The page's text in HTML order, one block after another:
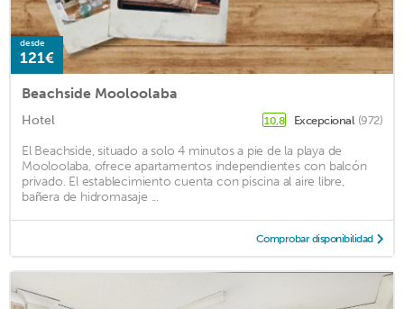
desde
121€
Beachside Mooloolaba
Hotel 10,8 Excepcional (972)
El Beachside, situado a solo 4 minutos a pie de la playa de
Mooloolaba, ofrece apartamentos independientes con balcón
privado. El establecimiento cuenta con piscina al aire libre,
bañera de hidromasaje ...
Comprobar disponibilidad